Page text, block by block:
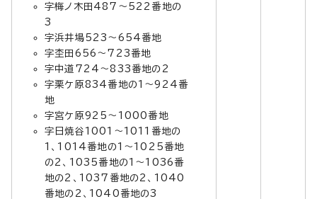
字梅ノ木田487～522番地の
3
字浜井場523～654番地
字杢田656～723番地
字中道724～833番地の2
字栗ケ原834番地の1～924番
地
字宮ケ原925～1000番地
字日焼谷1001～1011番地の
1、1014番地の1～1025番地
の2、1035番地の1～1036番
地の2、1037番地の2、1040
番地の2、1040番地の3